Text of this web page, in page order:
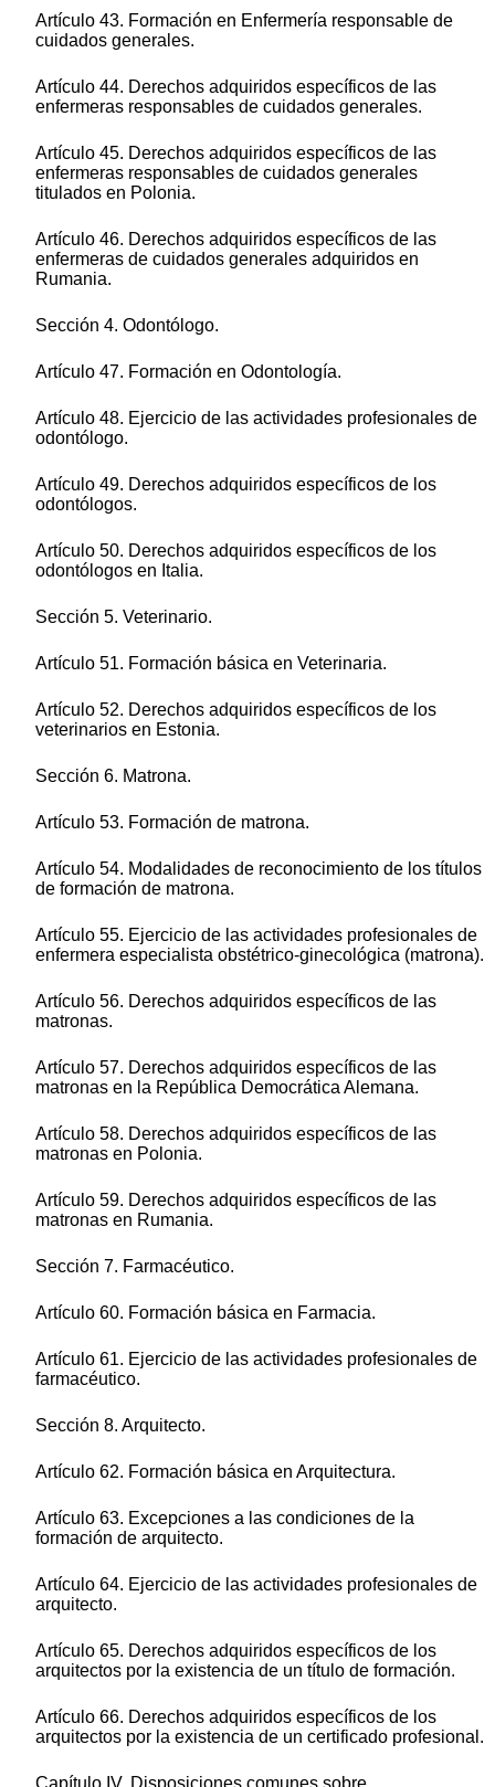
Artículo 43. Formación en Enfermería responsable de
cuidados generales.
Artículo 44. Derechos adquiridos específicos de las
enfermeras responsables de cuidados generales.
Artículo 45. Derechos adquiridos específicos de las
enfermeras responsables de cuidados generales
titulados en Polonia.
Artículo 46. Derechos adquiridos específicos de las
enfermeras de cuidados generales adquiridos en
Rumania.
Sección 4. Odontólogo.
Artículo 47. Formación en Odontología.
Artículo 48. Ejercicio de las actividades profesionales de
odontólogo.
Artículo 49. Derechos adquiridos específicos de los
odontólogos.
Artículo 50. Derechos adquiridos específicos de los
odontólogos en Italia.
Sección 5. Veterinario.
Artículo 51. Formación básica en Veterinaria.
Artículo 52. Derechos adquiridos específicos de los
veterinarios en Estonia.
Sección 6. Matrona.
Artículo 53. Formación de matrona.
Artículo 54. Modalidades de reconocimiento de los títulos
de formación de matrona.
Artículo 55. Ejercicio de las actividades profesionales de
enfermera especialista obstétrico-ginecológica (matrona).
Artículo 56. Derechos adquiridos específicos de las
matronas.
Artículo 57. Derechos adquiridos específicos de las
matronas en la República Democrática Alemana.
Artículo 58. Derechos adquiridos específicos de las
matronas en Polonia.
Artículo 59. Derechos adquiridos específicos de las
matronas en Rumania.
Sección 7. Farmacéutico.
Artículo 60. Formación básica en Farmacia.
Artículo 61. Ejercicio de las actividades profesionales de
farmacéutico.
Sección 8. Arquitecto.
Artículo 62. Formación básica en Arquitectura.
Artículo 63. Excepciones a las condiciones de la
formación de arquitecto.
Artículo 64. Ejercicio de las actividades profesionales de
arquitecto.
Artículo 65. Derechos adquiridos específicos de los
arquitectos por la existencia de un título de formación.
Artículo 66. Derechos adquiridos específicos de los
arquitectos por la existencia de un certificado profesional.
Capítulo IV. Disposiciones comunes sobre